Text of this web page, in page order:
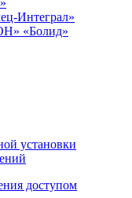
Интеграл»
«Болид»
установки
доступом